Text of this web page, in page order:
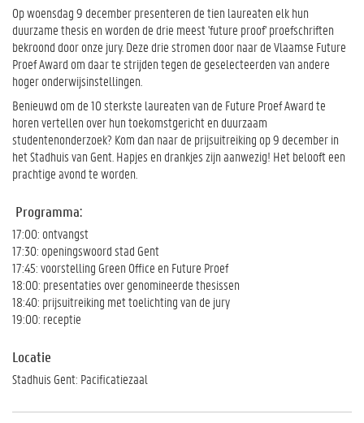
Op woensdag 9 december presenteren de tien laureaten elk hun
duurzame thesis en worden de drie meest 'future proof' proefschriften
bekroond door onze jury. Deze drie stromen door naar de Vlaamse Future
Proef Award om daar te strijden tegen de geselecteerden van andere
hoger onderwijsinstellingen.
Benieuwd om de 10 sterkste laureaten van de Future Proef Award te
horen vertellen over hun toekomstgericht en duurzaam
studentenonderzoek? Kom dan naar de prijsuitreiking op 9 december in
het Stadhuis van Gent. Hapjes en drankjes zijn aanwezig! Het belooft een
prachtige avond te worden.
Programma:
17:00: ontvangst
17:30: openingswoord stad Gent
17:45: voorstelling Green Office en Future Proef
18:00: presentaties over genomineerde thesissen
18:40: prijsuitreiking met toelichting van de jury
19:00: receptie
Locatie
Stadhuis Gent: Pacificatiezaal